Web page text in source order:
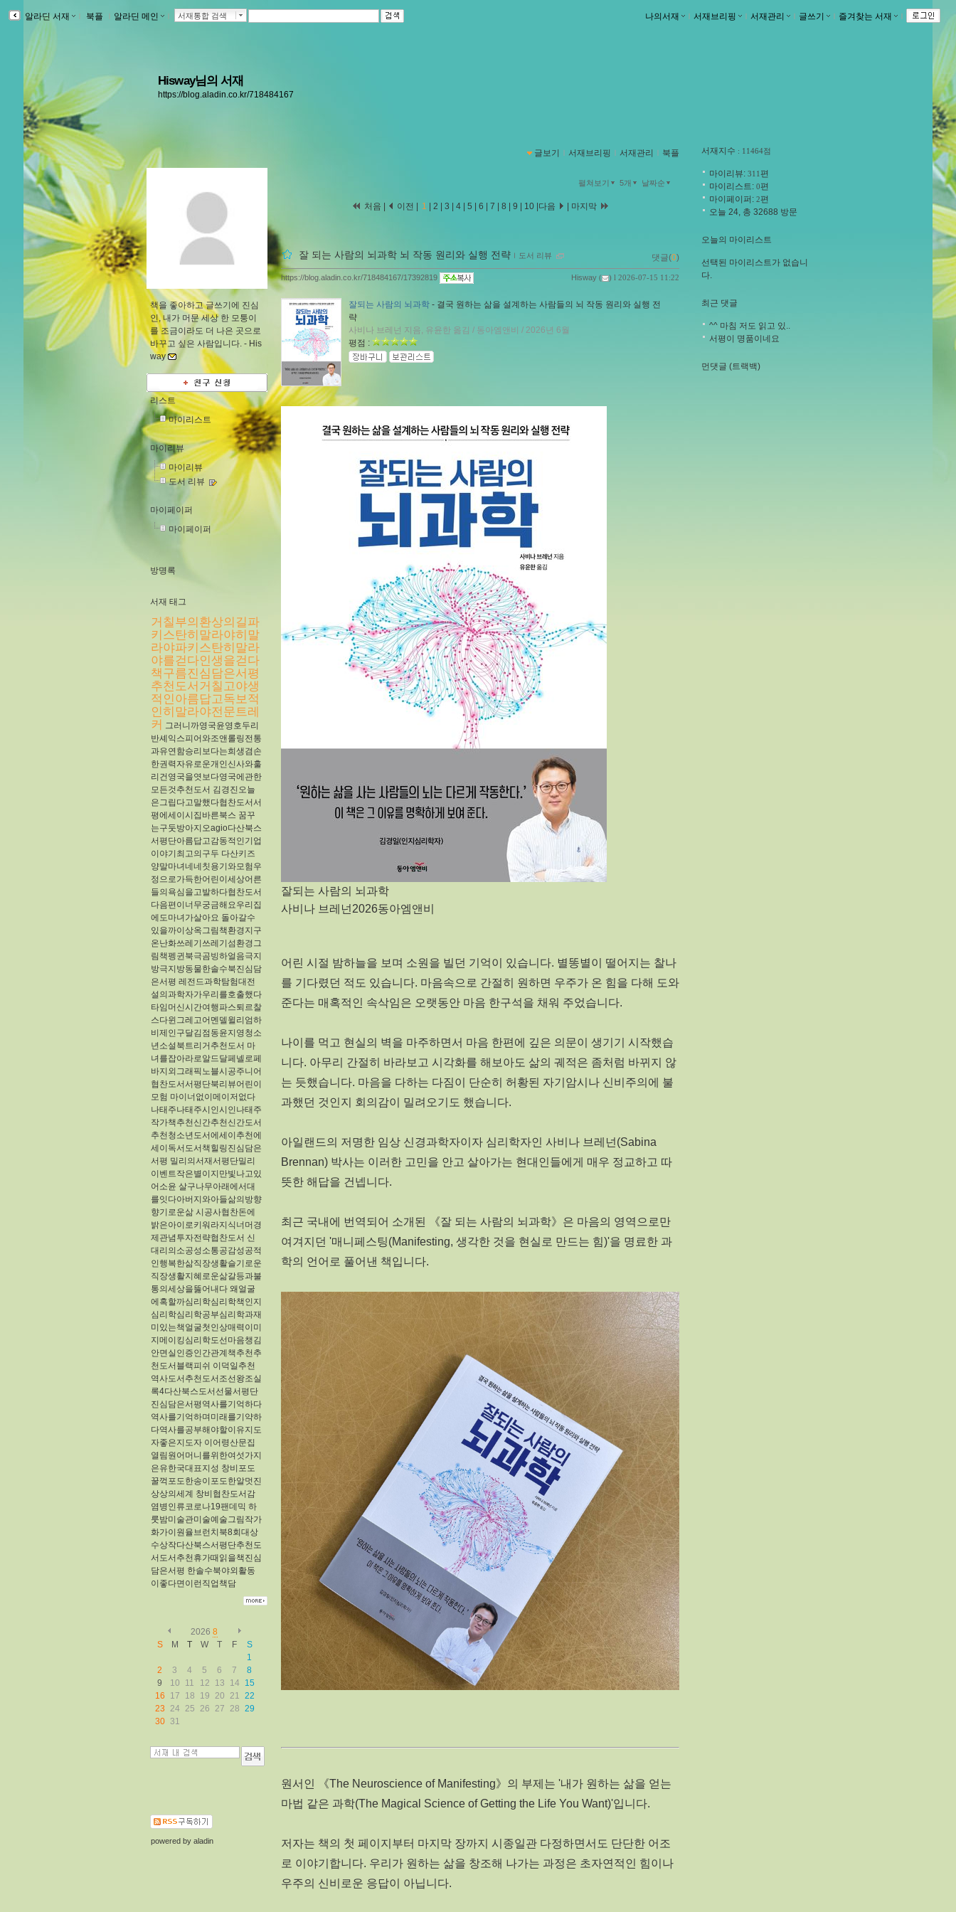
알라딘 서재 북플 알라딘 메인 서재통합 검색 나의서재 ｌ 서재브리핑 ｌ 서재관리 ｌ 글쓰기 ｌ 즐겨찾는 서재 ｌ
Hisway님의 서재
https://blog.aladin.co.kr/718484167
글보기 ｌ 서재브리핑 ｌ 서재관리 ｌ 북플
책을 좋아하고 글쓰기에 진심
인, 내가 머문 세상 한 모퉁이
를 조금이라도 더 나은 곳으로
바꾸고 싶은 사람입니다. - His
way
리스트
마이리스트
마이리뷰
마이리뷰
도서 리뷰
마이페이퍼
마이페이퍼
방명록
서재 태그
거칠부의환상의길파
키스탄히말라야히말
라야파키스탄히말라
야를걷다인생을걷다
책구름진심담은서평
추천도서거칠고야생
적인아름답고독보적
인히말라야전문트레
커 그러니까영국윤영호두리
반셰익스피어와조앤롤링전통
과유연함승리보다는희생겸손
한권력자유로운개인신사와훌
리건영국을엿보다영국에관한
모든것추천도서 김경진오늘
은그립다고말했다협찬도서서
평에세이시집​바른북스 꿈꾸
는구둣방아지오agio다산북스
서평단아름답고감동적인기업
이야기최고의구두 다산키즈
양말마녀네네칫용기와모험우
정으로가득한어린이세상어른
들의욕심을고발하다협찬도서
다음편이너무궁금해요우리집
에도마녀가살아요 돌아갈수
있을까이상옥그림책환경지구
온난화쓰레기쓰레기섬환경그
림책펭귄북극곰빙하얼음극지
방극지방동물한솔수북진심담
은서평 레전드과학탐험대전
설의과학자가우리를호출했다
타임머신시간여행파스퇴르찰
스다윈그레고어멘델윌리엄하
비제인구달김점동윤지영청소
년소설북트리거추천도서 마
녀를잡아라로알드달페넬로페
바지외그래픽노블시공주니어
협찬도서서평단북리뷰어린이
모험 마이너없이메이저없다
나태주나태주시인시인나태주
작가책추천신간추천신간도서
추천청소년도서에세이추천에
세이독서도서책힐링진심담은
서평 밀리의서재서평단밀리
이벤트작은별이지만빛나고있
어소윤 살구나무아래에서대
를잇다아버지와아들삶의방향
향기로운삶 시공사협찬돈에
밝은아이로키워라지식너머경
제관념투자전략협찬도서​ 신
대리의소공성소통공감성공적
인행복한삶직장생활슬기로운
직장생활지혜로운삶갈등과불
통의세상을뚫어내다 왜얼굴
에혹할까심리학심리학책인지
심리학심리학공부심리학과재
미있는책얼굴첫인상매력이미
지메이킹심리학도선마음챙김
안면실인증인간관계책추천추
천도서블랙피쉬 이덕일추천
역사도서추천도서조선왕조실
록4다산북스도서선물서평단
진심담은서평역사를기억하다
역사를기억하며미래를기약하
다역사를공부해야할이유지도
자좋은지도자 이어령산문집
열림원어머니를위한여섯가지
은유한국대표지성 창비포도
꿀꺽포도한송이포도한알멋진
상상의세계 창비협찬도서감
염병인류코로나19팬데믹 하
룻밤미술관미술예술그림작가
화가이원율브런치북8회대상
수상작다산북스서평단추천도
서도서추천휴가때읽을책진심
담은서평 한솔수북야외활동
이좋다면이런직업책담
2026 8
S
M T W T F
S
1
2
3 4 5 6 7
8
9
10 11 12 13 14
15
16
17 18 19 20 21 22
23 24 25 26 27 28 29
30
31
powered by aladin
펼쳐보기 5개 날짜순
처음 | 이전 | 1 2 3 4 5 6 7 8 9 10 다음 마지막
잘 되는 사람의 뇌과학 뇌 작동 원리와 실행 전략 ｌ 도서 리뷰 댓글(0)
Hisway ( ) l 2026-07-15 11:22
https://blog.aladin.co.kr/718484167/17392819
잘되는 사람의 뇌과학 - 결국 원하는 삶을 설계하는 사람들의 뇌 작동 원리와 실행 전
략
사비나 브레넌 지음, 유윤한 옮김 / 동아엠앤비 / 2026년 6월
평점 :
잘되는 사람의 뇌과학
사비나 브레넌2026동아엠앤비
어린 시절 밤하늘을 보며 소원을 빌던 기억이 있습니다. 별똥별이 떨어지는 찰나
를 기다렸던 적도 있습니다. 마음속으로 간절히 원하면 우주가 온 힘을 다해 도와
준다는 매혹적인 속삭임은 오랫동안 마음 한구석을 채워 주었습니다.
나이를 먹고 현실의 벽을 마주하면서 마음 한편에 깊은 의문이 생기기 시작했습
니다. 아무리 간절히 바라보고 시각화를 해보아도 삶의 궤적은 좀처럼 바뀌지 않
는 듯했습니다. 마음을 다하는 다짐이 단순히 허황된 자기암시나 신비주의에 불
과했던 것인지 회의감이 밀려오기도 했습니다.
아일랜드의 저명한 임상 신경과학자이자 심리학자인 사비나 브레넌(Sabina
Brennan) 박사는 이러한 고민을 안고 살아가는 현대인들에게 매우 정교하고 따
뜻한 해답을 건넵니다.
최근 국내에 번역되어 소개된 《잘 되는 사람의 뇌과학》은 마음의 영역으로만
여겨지던 '매니페스팅(Manifesting, 생각한 것을 현실로 만드는 힘)'을 명료한 과
학의 언어로 풀어낸 책입니다.
원서인 《The Neuroscience of Manifesting》의 부제는 '내가 원하는 삶을 얻는
마법 같은 과학(The Magical Science of Getting the Life You Want)'입니다.
저자는 책의 첫 페이지부터 마지막 장까지 시종일관 다정하면서도 단단한 어조
로 이야기합니다. 우리가 원하는 삶을 창조해 나가는 과정은 초자연적인 힘이나
우주의 신비로운 응답이 아닙니다.
서재지수 : 11464점
마이리뷰: 311편
마이리스트: 0편
마이페이퍼: 2편
오늘 24, 총 32688 방문
오늘의 마이리스트
선택된 마이리스트가 없습니
다.
최근 댓글
^^ 마침 저도 읽고 있..
서평이 명품이네요
먼댓글 (트랙백)